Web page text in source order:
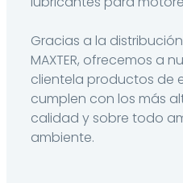
Gracias a la
MAXTER, ofrecemos a
clientela productos de
cumplen con los más
calidad y sobre todo
ambiente.